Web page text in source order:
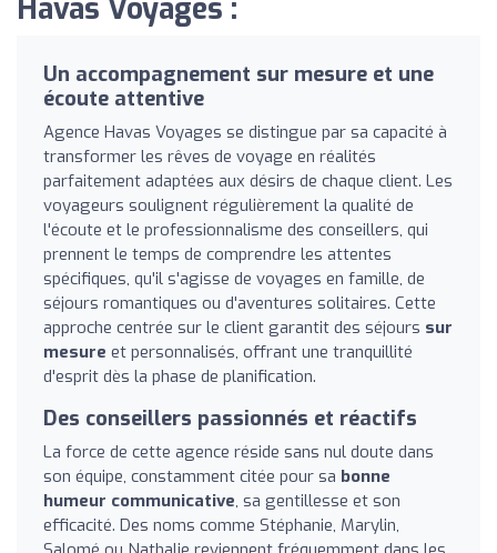
Havas Voyages :
Un accompagnement sur mesure et une
écoute attentive
Agence Havas Voyages se distingue par sa capacité à
transformer les rêves de voyage en réalités
parfaitement adaptées aux désirs de chaque client. Les
voyageurs soulignent régulièrement la qualité de
l'écoute et le professionnalisme des conseillers, qui
prennent le temps de comprendre les attentes
spécifiques, qu'il s'agisse de voyages en famille, de
séjours romantiques ou d'aventures solitaires. Cette
approche centrée sur le client garantit des séjours sur
mesure et personnalisés, offrant une tranquillité
d'esprit dès la phase de planification.
Des conseillers passionnés et réactifs
La force de cette agence réside sans nul doute dans
son équipe, constamment citée pour sa bonne
humeur communicative, sa gentillesse et son
efficacité. Des noms comme Stéphanie, Marylin,